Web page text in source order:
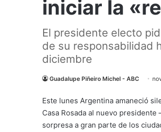
iniciar la
El presidente electo
de su responsabilidad
diciembre
Guadalupe Piñeiro Michel - ABC
Este lunes Argentina amaneció
Casa Rosada al nuevo
sorpresa a gran parte de los